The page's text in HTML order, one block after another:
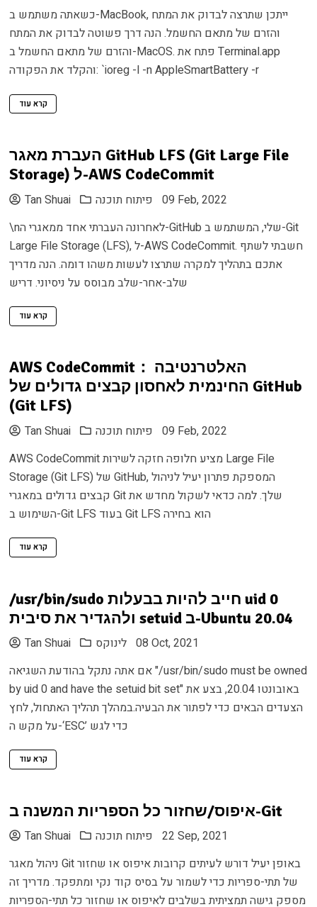
כשאתה משתמש ב-MacBook, ייתכן שתרצה לבדוק את המתח
והזרם של מתאם החשמל. הנה דרך פשוטה לבדוק את המתח
והזרם של מתאם החשמל ב-MacOS. פתח את Terminal.app
והקלד את הפקודה: `ioreg -l -n AppleSmartBattery -r
קרא עוד
העברת מאגר GitHub LFS (Git Large File
Storage) ל-AWS CodeCommit
Tan Shuai פיתוח תוכנה 09 Feb, 2022
\nלאחרונה העברתי אחד ממאגרי ה-GitHub שלי, המשתמש ב-Git
Large File Storage (LFS), ל-AWS CodeCommit. חשבתי לשתף
אתכם בתהליך למקרה שתרצו לעשות משהו דומה. הנה מדריך
שלב-אחר-שלב מבוסס על ניסיוני. דריש
קרא עוד
AWS CodeCommit： האלטרנטיבה
החינמית לאחסון קבצים גדולים של GitHub
(Git LFS)
Tan Shuai פיתוח תוכנה 09 Feb, 2022
AWS CodeCommit מציע חלופה חזקה לשירות Large File
Storage (Git LFS) של GitHub, המספקת פתרון יעיל לניהול
קבצים גדולים במאגרי Git שלך. למה כדאי לשקול מחדש את
השימוש ב-Git LFS בעוד Git LFS הוא בחירה
קרא עוד
/usr/bin/sudo חייב להיות בבעלות uid 0
ולהגדיר את סיבית setuid ב-Ubuntu 20.04
Tan Shuai לינוקס 08 Oct, 2021
אם אתה נתקל בהודעת השגיאה "/usr/bin/sudo must be owned
by uid 0 and have the setuid bit set" באובונטו 20.04, בצע את
הצעדים הבאים כדי לפתור את הבעיה.במהלך תהליך האתחול, לחץ
על מקש ה-‘ESC’ כדי לגש
קרא עוד
איפוס/שחזור כל הספריות המשנה ב-Git
Tan Shuai פיתוח תוכנה 22 Sep, 2021
ניהול מאגר Git באופן יעיל דורש לעיתים קרובות איפוס או שחזור
של תתי-ספריות כדי לשמור על בסיס קוד נקי ומתפקד. מדריך זה
מספק גישה תמציתית בשלבים לאיפוס או שחזור כל תתי-הספריות